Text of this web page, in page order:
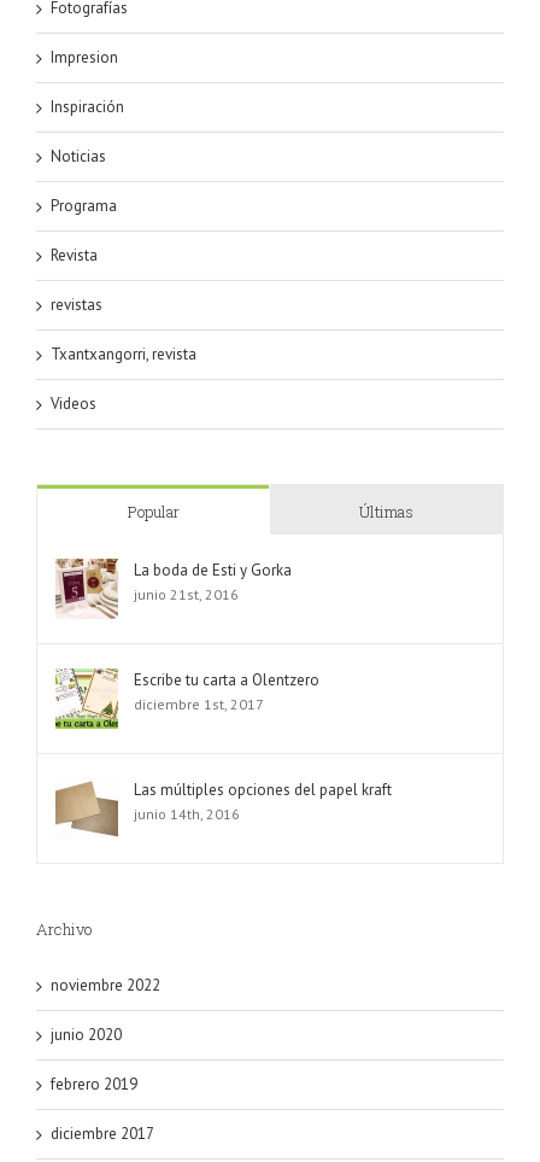
Fotografías
Impresion
Inspiración
Noticias
Programa
Revista
revistas
Txantxangorri, revista
Videos
Popular Últimas
La boda de Esti y Gorka
junio 21st, 2016
Escribe tu carta a Olentzero
diciembre 1st, 2017
Las múltiples opciones del papel kraft
junio 14th, 2016
Archivo
noviembre 2022
junio 2020
febrero 2019
diciembre 2017